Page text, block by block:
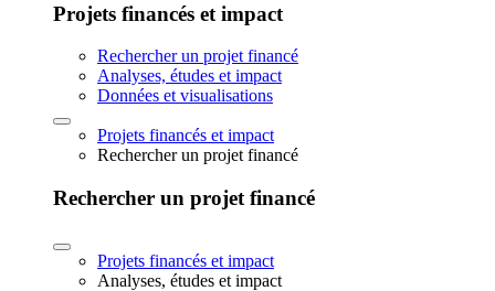
Projets financés et impact
Rechercher un projet financé
Analyses, études et impact
Données et visualisations
Projets financés et impact
Rechercher un projet financé
Rechercher un projet financé
Projets financés et impact
Analyses, études et impact